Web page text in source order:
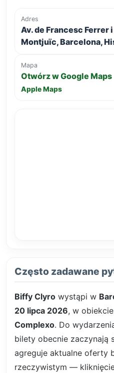
Adres
Av. de Francesc Ferrer
Montjuïc, Barcelona,
Mapa
Otwórz w Google Maps
Apple Maps
Często zadawane
Biffy Clyro wystąpi w
20 lipca 2026, w obiekcie
Complexo. Do
bilety obecnie zaczynają
agreguje aktualne oferty
rzeczywistym —